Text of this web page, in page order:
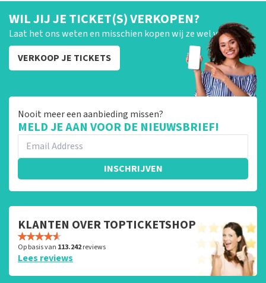
WIL JIJ JE TICKET(S) VERKOPEN?
Laat het ons weten en misschien kopen wij ze wel van je!
VERKOOP JE TICKETS
Nooit meer een aanbieding missen?
MELD JE AAN VOOR DE NIEUWSBRIEF!
INSCHRIJVEN
KLANTEN OVER TOPTICKETSHOP
Op basis van 113.242reviews
Lees reviews